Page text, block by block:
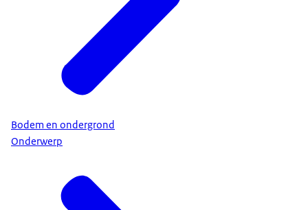
Bodem en ondergrond
Onderwerp